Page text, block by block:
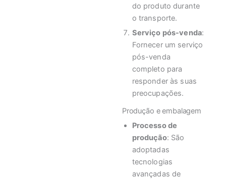
do produto durante
o transporte.
Serviço pós-venda:
Fornecer um serviço
pós-venda
completo para
responder às suas
preocupações.
Produção e embalagem
Processo de
produção: São
adoptadas
tecnologias
avançadas de